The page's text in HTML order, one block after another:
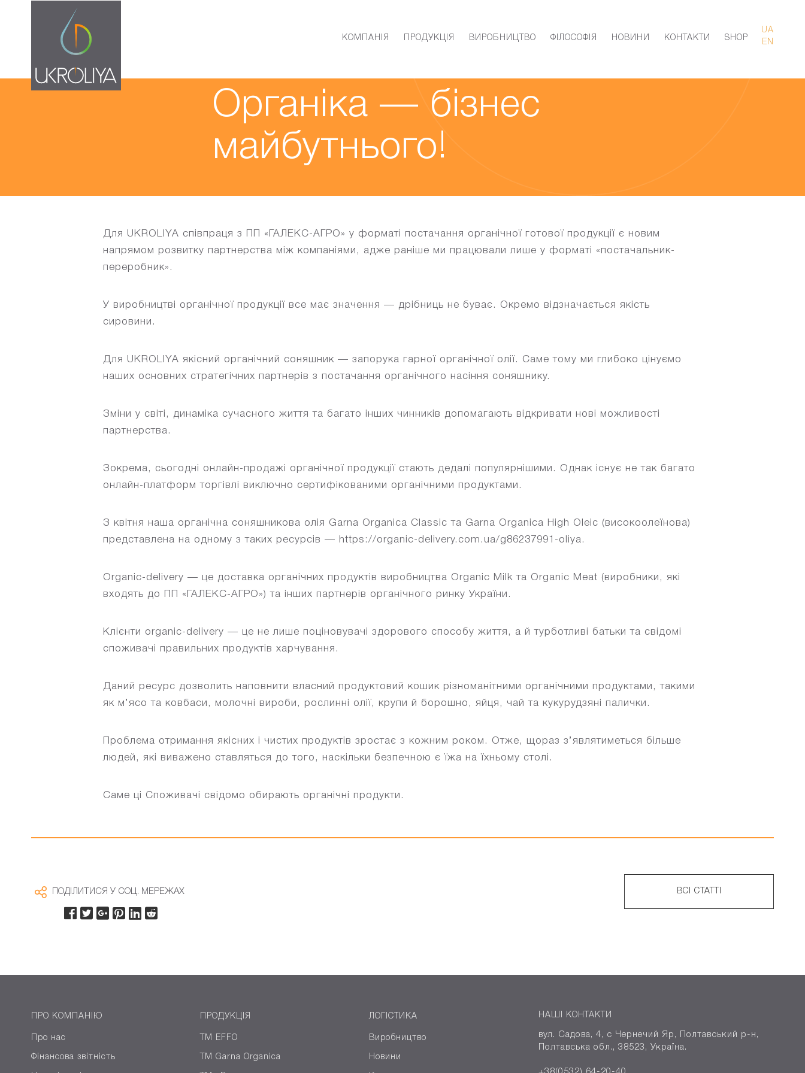
UA
EN
КОМПАНІЯ ПРОДУКЦІЯ ВИРОБНИЦТВО ФІЛОСОФІЯ НОВИНИ КОНТАКТИ SHOP
Органіка — бізнес
майбутнього!
Для UKROLIYA співпраця з ПП «ГАЛЕКС-АГРО» у форматі постачання органічної готової продукції є новим
напрямом розвитку партнерства між компаніями, адже раніше ми працювали лише у форматі «постачальник-
переробник».
У виробництві органічної продукції все має значення — дрібниць не буває. Окремо відзначається якість
сировини.
Для UKROLIYA якісний органічний соняшник — запорука гарної органічної олії. Саме тому ми глибоко цінуємо
наших основних стратегічних партнерів з постачання органічного насіння соняшнику.
Зміни у світі, динаміка сучасного життя та багато інших чинників допомагають відкривати нові можливості
партнерства.
Зокрема, сьогодні онлайн-продажі органічної продукції стають дедалі популярнішими. Однак існує не так багато
онлайн-платформ торгівлі виключно сертифікованими органічними продуктами.
З квітня наша органічна соняшникова олія Garna Organica Classic та Garna Organica High Oleic (високоолеїнова)
представлена на одному з таких ресурсів — https://organic-delivery.com.ua/g86237991-oliya.
Organic-delivery — це доставка органічних продуктів виробництва Organic Milk та Organic Meat (виробники, які
входять до ПП «ГАЛЕКС-АГРО») та інших партнерів органічного ринку України.
Клієнти organic-delivery — це не лише поціновувачі здорового способу життя, а й турботливі батьки та свідомі
споживачі правильних продуктів харчування.
Даний ресурс дозволить наповнити власний продуктовий кошик різноманітними органічними продуктами, такими
як м’ясо та ковбаси, молочні вироби, рослинні олії, крупи й борошно, яйця, чай та кукурудзяні палички.
Проблема отримання якісних і чистих продуктів зростає з кожним роком. Отже, щораз з’являтиметься більше
людей, які виважено ставляться до того, наскільки безпечною є їжа на їхньому столі.
Саме ці Споживачі свідомо обирають органічні продукти.
ПОДІЛИТИСЯ У СОЦ. МЕРЕЖАХ ВСІ СТАТТІ
ПРО КОМПАНІЮ
Про нас
Фінансова звітність
ПРОДУКЦІЯ
TM EFFO
ТМ Garna Organica
ЛОГІСТИКА
Виробництво
Новини
НАШІ КОНТАКТИ
вул. Садова, 4, с Чернечий Яр, Полтавський р-н,
Полтавська обл., 38523, Україна.